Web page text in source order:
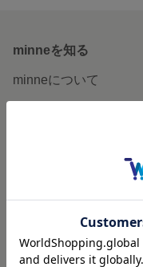
minneを知る
minneについて
作品販売について